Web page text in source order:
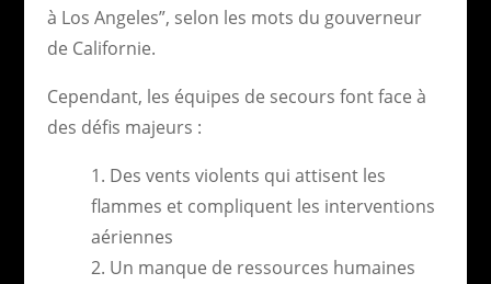
à Los Angeles”, selon les mots du gouverneur
de Californie.
Cependant, les équipes de secours font face à
des défis majeurs :
Des vents violents qui attisent les
flammes et compliquent les interventions
aériennes
Un manque de ressources humaines